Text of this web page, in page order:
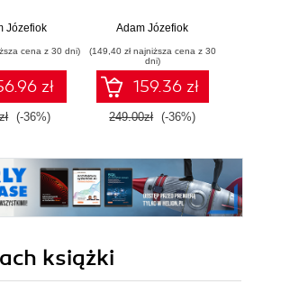
Józefiok
cena z 30 dni)
zł
(-36%)
komputerowych
Adam Józefiok
(149,40 zł najniższa cena z 30
dni)
159.36 zł
249.00zł (-36%)
książki